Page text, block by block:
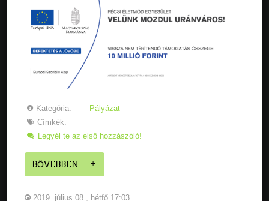
Kategória:
Pályázat
Címkék:
Legyél te az első hozzászóló!
BŐVEBBEN...
2019. július 08., hétfő 17:03